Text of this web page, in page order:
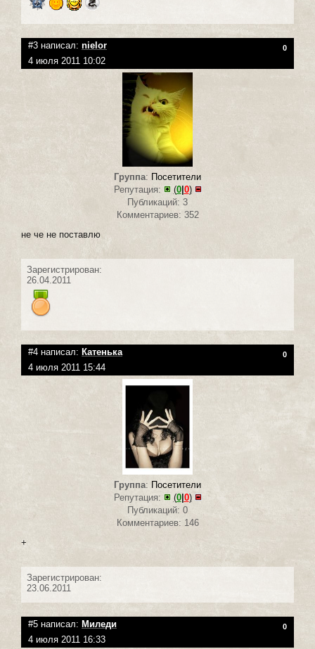
#3 написал: nielor 0
4 июля 2011 10:02
Группа: Посетители
Репутация:
(0|0)
Публикаций: 3
Комментариев: 352
не че не поставлю
Зарегистрирован:
26.04.2011
#4 написал: Катенька 0
4 июля 2011 15:44
Группа: Посетители
Репутация:
(0|0)
Публикаций: 0
Комментариев: 146
+
Зарегистрирован:
23.06.2011
#5 написал: Миледи 0
4 июля 2011 16:33